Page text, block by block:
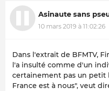
Asinaute sans
10 mars 2019 à 11:02:26
Dans l'extrait de BFMTV,
l'a insulté comme d'un
certainement pas un petit
France est à nous", veut